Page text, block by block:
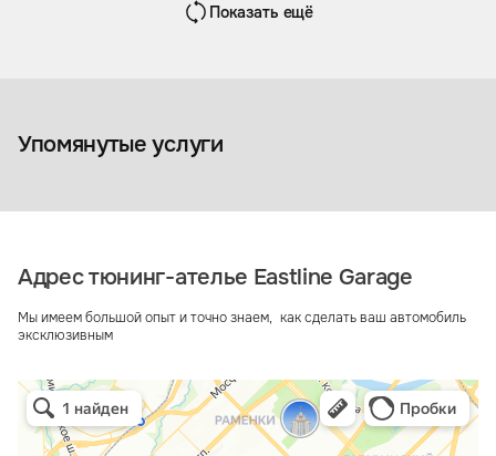
Показать ещё
Упомянутые услуги
карт
Адрес тюнинг-ателье Eastline Garage
Мы имеем большой опыт и точно знаем, как сделать ваш автомобиль
эксклюзивным